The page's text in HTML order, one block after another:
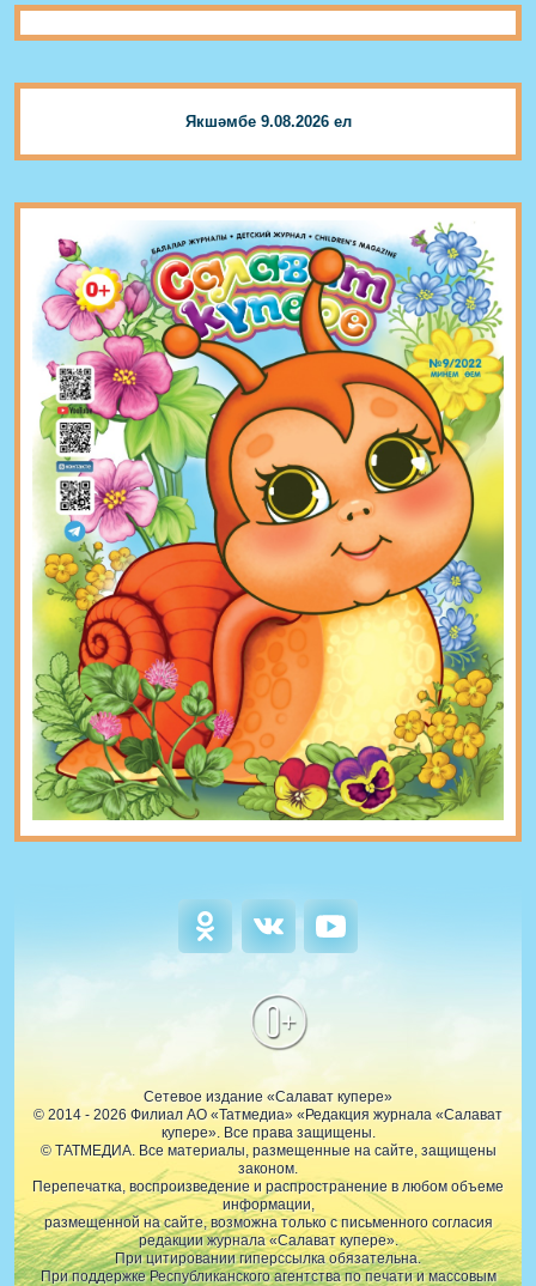
Якшәмбе 9.08.2026 ел
0+
Сетевое издание «Салават купере»
© 2014 - 2026 Филиал АО «Татмедиа» «Редакция журнала «Салават
купере». Все права защищены.
© ТАТМЕДИА. Все материалы, размещенные на сайте, защищены
законом.
Перепечатка, воспроизведение и распространение в любом объеме
информации,
размещенной на сайте, возможна только с письменного согласия
редакции журнала «Салават купере».
При цитировании гиперссылка обязательна.
При поддержке Республиканского агентства по печати и массовым